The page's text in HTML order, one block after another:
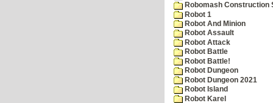
Robomash Construction
Robot 1
Robot And Minion
Robot Assault
Robot Attack
Robot Battle
Robot Battle!
Robot Dungeon
Robot Dungeon 2021
Robot Island
Robot Karel